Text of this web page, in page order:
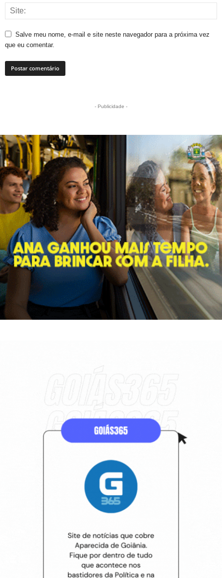
Salve meu nome, e-mail e site neste navegador para a próxima vez
que eu comentar.
- Publicidade -